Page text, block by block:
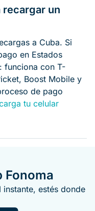
recargar un
a Cuba. Si
en Estados
: funciona con T-
Boost Mobile y
de pago
tu celular
Fonoma
instante, estés donde